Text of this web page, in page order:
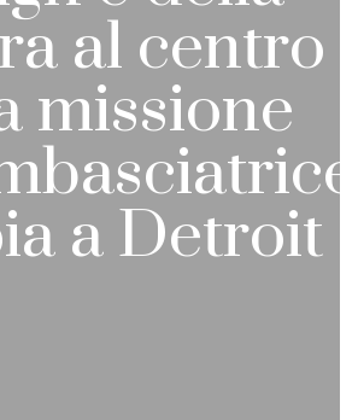
al centro
missione
a Detroit